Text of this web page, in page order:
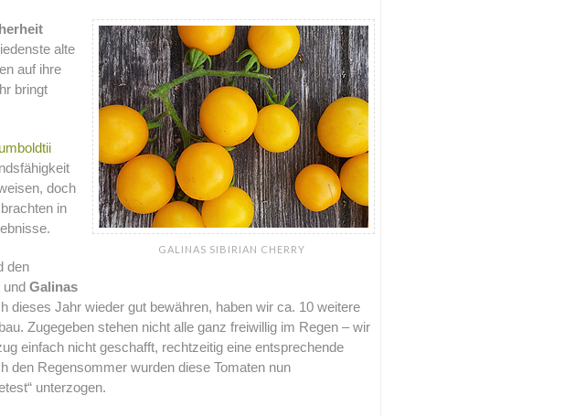
GALINAS SIBIRIAN CHERRY
alte
auf ihre
bringt
doch
in
den
undGalinas
dieses Jahr wieder gut bewähren, haben wir ca. 10 weitere
Zugegeben stehen nicht alle ganz freiwillig im Regen – wir
einfach nicht geschafft, rechtzeitig eine entsprechende
den Regensommer wurden diese Tomaten nun
unterzogen.